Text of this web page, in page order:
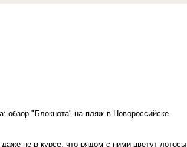
обзор "Блокнота" на пляж в Новороссийске
не в курсе, что рядом с ними цветут лотосы